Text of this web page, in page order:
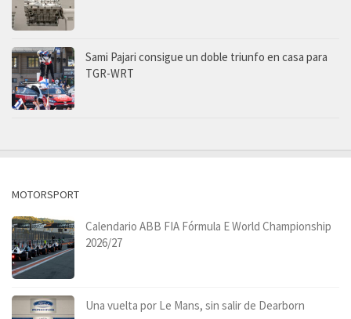
Sami Pajari consigue un doble triunfo en casa para
TGR-WRT
MOTORSPORT
Calendario ABB FIA Fórmula E World Championship
2026/27
Una vuelta por Le Mans, sin salir de Dearborn